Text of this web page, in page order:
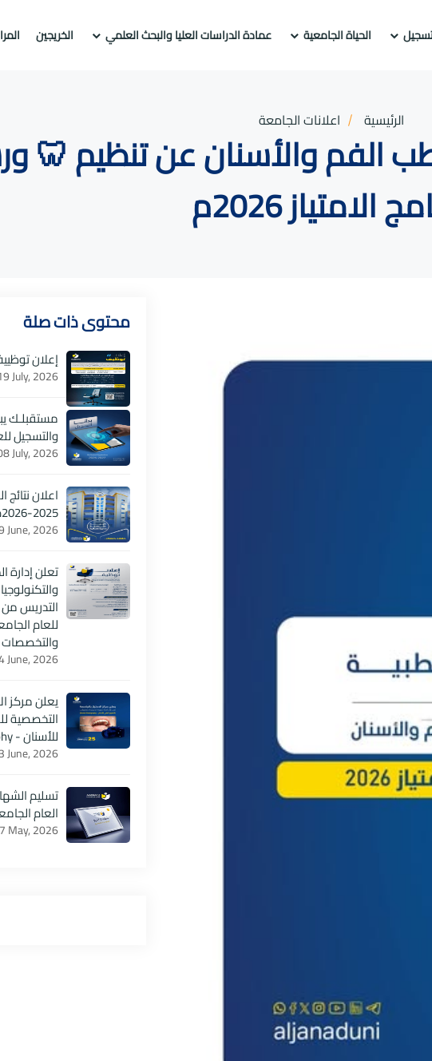
الحياة الجامعية عمادة الدراسات العليا والبحث العلمي الخريجين
الرئيسية اعلانات الجامعة
الفم والأسنان عن تنظيم 🦷
الامتياز 2026م
محتوى ذات صلة
إعلان
July, 2026
مستقبلـك
والتسجيل للعام
July, 2026
اعلان
2025-2026م
June, 2026
تعلن إدارة
التدريس
والتخصصات
June, 2026
يعلن مركز
التخصصية
للأسنان - Dental Photography)
June, 2026
تسليم
العام الجامعي 2024
May, 2026